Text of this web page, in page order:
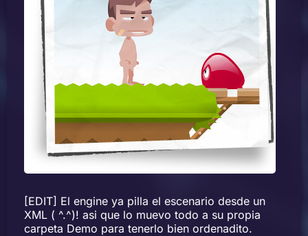
[EDIT] El engine ya pilla el escenario desde un
XML ( ^.^)! asi que lo muevo todo a su propia
carpeta Demo para tenerlo bien ordenadito.